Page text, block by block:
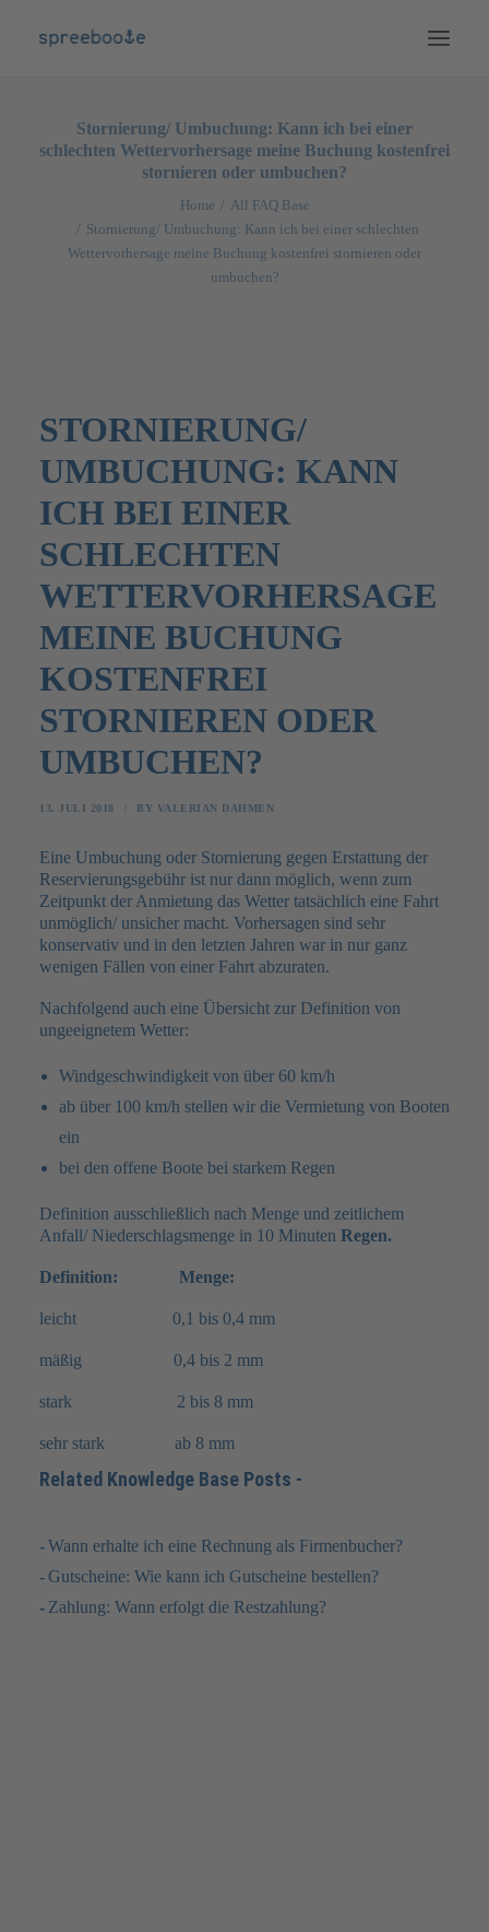
NEWS
BOOTE
TOUREN
FAQ
JOBS
KONTAKT
Stornierung/ Umbuchung: Kann ich bei einer
schlechten Wettervorhersage meine Buchung kostenfrei
stornieren oder umbuchen?
Home
All FAQ Base
Stornierung/ Umbuchung: Kann ich bei einer schlechten
Wettervorhersage meine Buchung kostenfrei stornieren oder
umbuchen?
STORNIERUNG/
UMBUCHUNG: KANN
ICH BEI EINER
SCHLECHTEN
WETTERVORHERSAGE
MEINE BUCHUNG
KOSTENFREI
STORNIEREN ODER
UMBUCHEN?
13. JULI 2018 BY VALERIAN DAHMEN
Eine Umbuchung oder Stornierung gegen Erstattung der
Reservierungsgebühr ist nur dann möglich, wenn zum
Zeitpunkt der Anmietung das Wetter tatsächlich eine Fahrt
unmöglich/ unsicher macht. Vorhersagen sind sehr
konservativ und in den letzten Jahren war in nur ganz
wenigen Fällen von einer Fahrt abzuraten.
Nachfolgend auch eine Übersicht zur Definition von
ungeeignetem Wetter:
Windgeschwindigkeit von über 60 km/h
ab über 100 km/h stellen wir die Vermietung von Booten
ein
bei den offene Boote bei starkem Regen
Definition ausschließlich nach Menge und zeitlichem
Anfall/ Niederschlagsmenge in 10 Minuten Regen.
Definition: Menge:
leicht 0,1 bis 0,4 mm
mäßig 0,4 bis 2 mm
stark 2 bis 8 mm
sehr stark ab 8 mm
Related Knowledge Base Posts -
Wann erhalte ich eine Rechnung als Firmenbucher?
Gutscheine: Wie kann ich Gutscheine bestellen?
Zahlung: Wann erfolgt die Restzahlung?